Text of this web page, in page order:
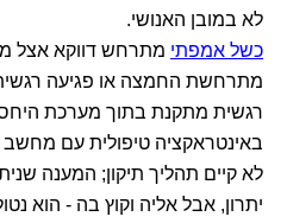
לא במובן האנושי.
כשל אמפתי מתרחש דווקא אצל
מתרחשת החמצה או פגיעה
רגשית מתקנת בתוך מערכת
באינטראקציה טיפולית עם מחשב
לא קיים תהליך תיקון; המענה
יתרון, אבל אליה וקוץ בה - הוא